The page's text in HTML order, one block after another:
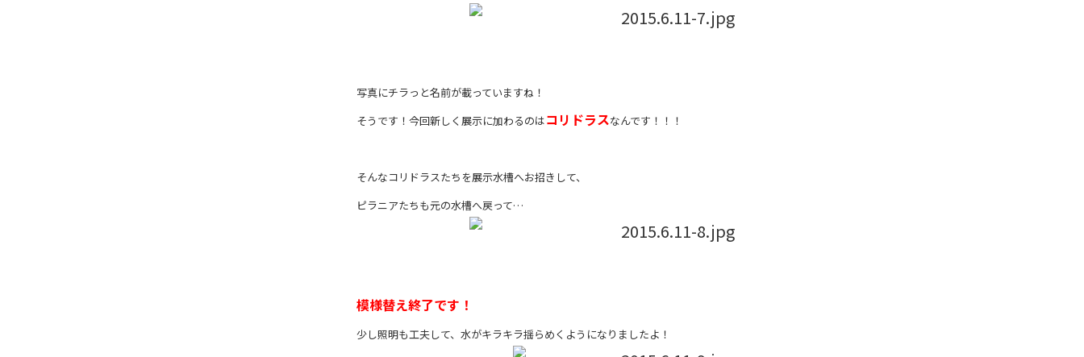
写真にチラっと名前が載っていますね！
そうです！今回新しく展示に加わるのはコリドラスなんです！！！
そんなコリドラスたちを展示水槽へお招きして、
ピラニアたちも元の水槽へ戻って…
模様替え終了です！
少し照明も工夫して、水がキラキラ揺らめくようになりましたよ！